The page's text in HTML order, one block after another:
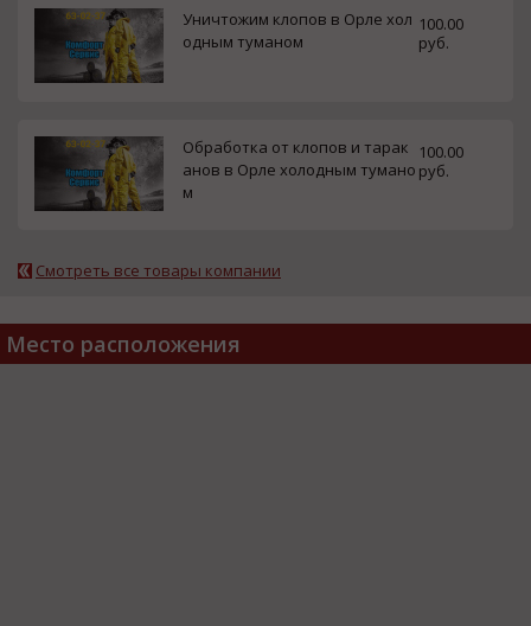
Уничтожим клопов в Орле хол
одным туманом
100.00
руб.
Обработка от клопов и тарак
анов в Орле холодным тумано
м
100.00
руб.
Смотреть все товары компании
Место расположения